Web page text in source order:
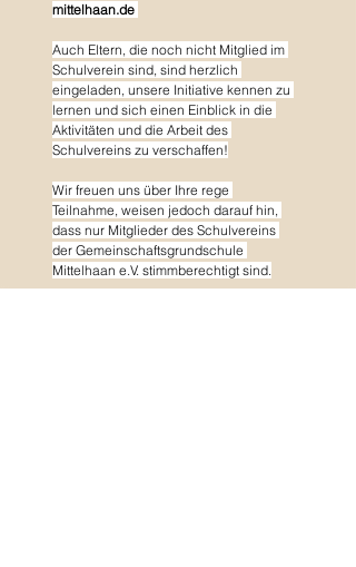
mittelhaan.de
Auch Eltern, die noch nicht Mitglied im
Schulverein sind, sind herzlich
eingeladen, unsere Initiative kennen zu
lernen und sich einen Einblick in die
Aktivitäten und die Arbeit des
Schulvereins zu verschaffen!
Wir freuen uns über Ihre rege
Teilnahme, weisen jedoch darauf hin,
dass nur Mitglieder des Schulvereins
der Gemeinschaftsgrundschule
Mittelhaan e.V. stimmberechtigt sind.